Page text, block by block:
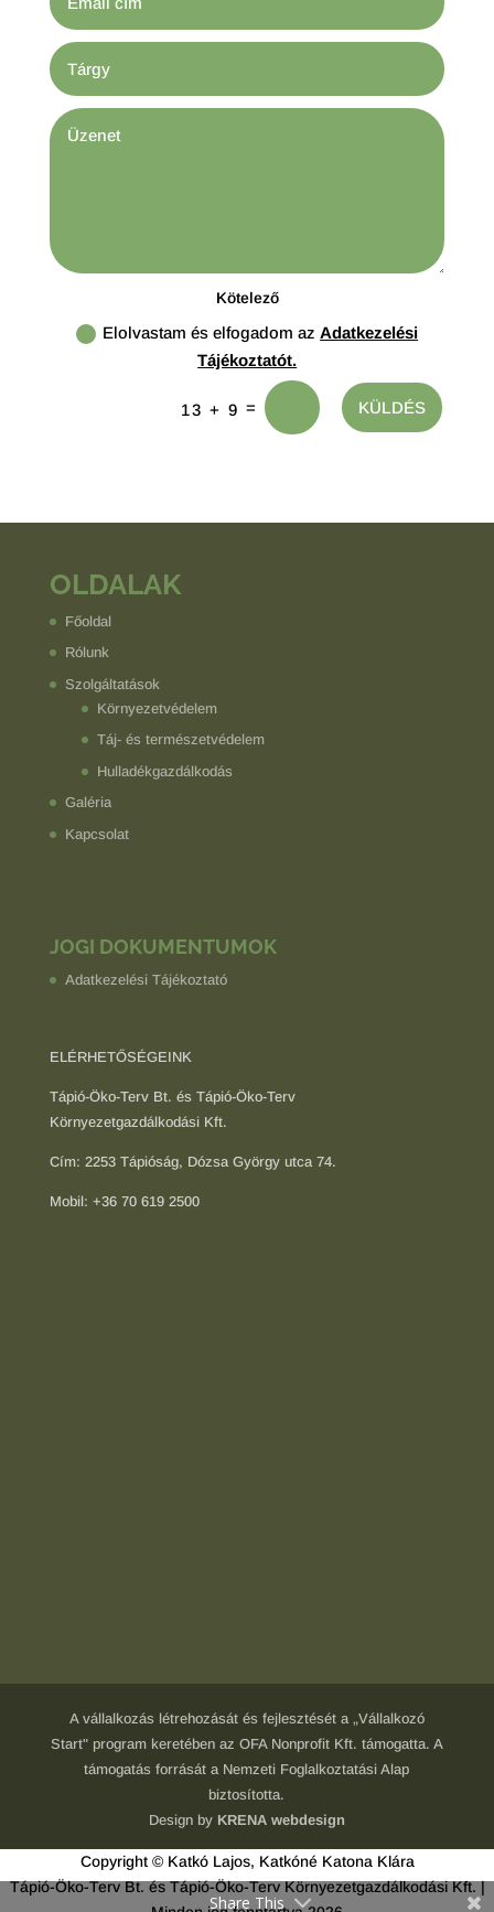
Kötelező
Elolvastam és elfogadom az Adatkezelési
Tájékoztatót.
13 + 9 = KÜLDÉS
OLDALAK
Főoldal
Rólunk
Szolgáltatások
Környezetvédelem
Táj- és természetvédelem
Hulladékgazdálkodás
Galéria
Kapcsolat
JOGI DOKUMENTUMOK
Adatkezelési Tájékoztató
ELÉRHETŐSÉGEINK
Tápió-Öko-Terv Bt. és Tápió-Öko-Terv
Környezetgazdálkodási Kft.
Cím: 2253 Tápióság, Dózsa György utca 74.
Mobil: +36 70 619 2500
A vállalkozás létrehozását és fejlesztését a „Vállalkozó
Start" program keretében az OFA Nonprofit Kft. támogatta. A
támogatás forrását a Nemzeti Foglalkoztatási Alap
biztosította.
Design by KRENA webdesign
Copyright © Katkó Lajos, Katkóné Katona Klára
Tápió-Öko-Terv Bt. és Tápió-Öko-Terv Környezetgazdálkodási Kft. |
Share This